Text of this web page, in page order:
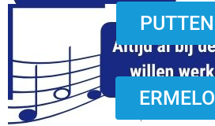
download onzze App PUTTEN
ERMELO